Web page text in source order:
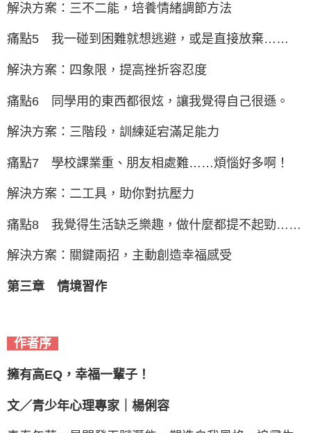
解決方案：三不二能，培養情緒調節方法
痛點5 我一碰到困難就想逃避，或是直接放棄……
解決方案：四象限，提高挫折容忍度
痛點6 同學用的東西都很炫，讓我覺得自己很遜。
解決方案：三階段，訓練延宕滿足能力
痛點7 學校課業重、朋友相處難……煩惱好多啊！
解決方案：二工具，助你對抗壓力
痛點8 我覺得生活缺乏樂趣，做什麼都提不起勁……
解決方案：關鍵兩招，主動創造幸福感受
第三章 情境習作
作者序
擁有高EQ，幸福一輩子！
文／青少年心理專家｜楊俐容